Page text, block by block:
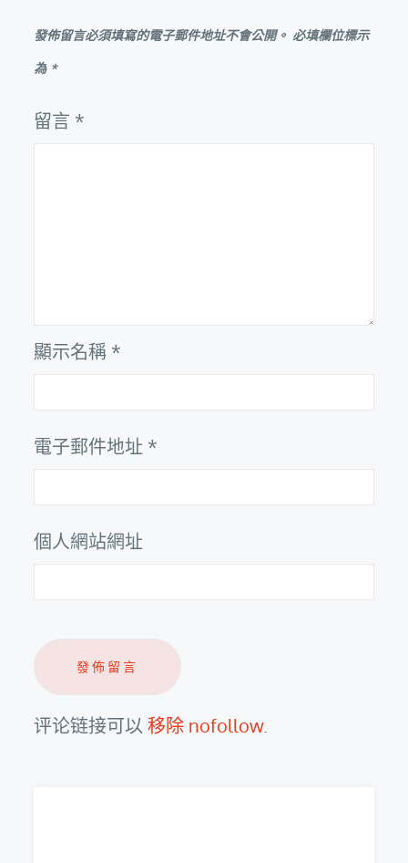
發佈留言必須填寫的電子郵件地址不會公開。 必填欄位標示
為 *
留言 *
顯示名稱 *
電子郵件地址 *
個人網站網址
评论链接可以移除 nofollow.